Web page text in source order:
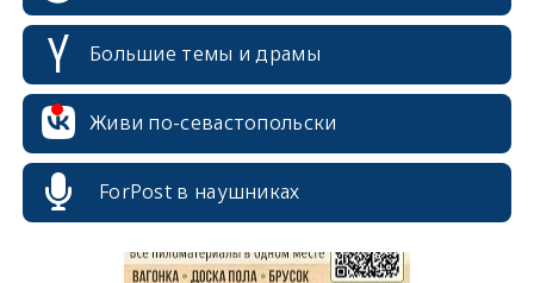
Большие темы и драмы
Живи по-севастопольски
ForPost в наушниках